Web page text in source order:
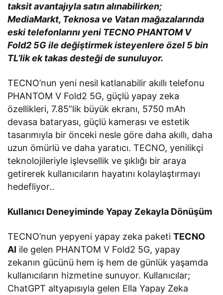
taksit avantajıyla satın alınabilirken;
MediaMarkt, Teknosa ve Vatan mağazalarında
eski telefonlarını yeni TECNO PHANTOM V
Fold2 5G ile değiştirmek isteyenlere özel 5 bin
TL’lik ek takas desteği de sunuluyor.
TECNO’nun yeni nesil katlanabilir akıllı telefonu
PHANTOM V Fold2 5G, güçlü yapay zeka
özellikleri, 7.85”lik büyük ekranı, 5750 mAh
devasa bataryası, güçlü kamerası ve estetik
tasarımıyla bir önceki nesle göre daha akıllı, daha
uzun ömürlü ve daha yaratıcı. TECNO, yenilikçi
teknolojileriyle işlevsellik ve şıklığı bir araya
getirerek kullanıcıların hayatını kolaylaştırmayı
hedefliyor..
Kullanıcı Deneyiminde Yapay Zekayla Dönüşüm
TECNO’nun yepyeni yapay zeka paketiTECNO
AI ile gelen PHANTOM V Fold2 5G, yapay
zekanın gücünü hem iş hem de günlük yaşamda
kullanıcıların hizmetine sunuyor. Kullanıcılar;
ChatGPT altyapısıyla gelen Ella Yapay Zeka